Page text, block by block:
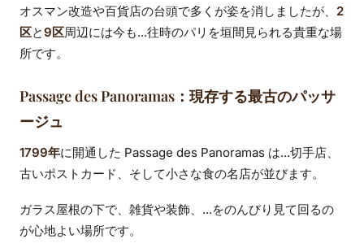
オスマン改造や百貨店の台頭で多くが姿を消しましたが、 2
区と9区周辺には今も...往時のパリを垣間見られる貴重な場
所です。
Passage des Panoramas：現存する最古のパッサ
ージュ
1799年に開通した Passage des Panoramas は...切手店、
古いポストカード、そして小さな食の名店が並びます。
ガラス屋根の下で、雑貨や装飾、...をのんびり見て回るの
が心地よい場所です。